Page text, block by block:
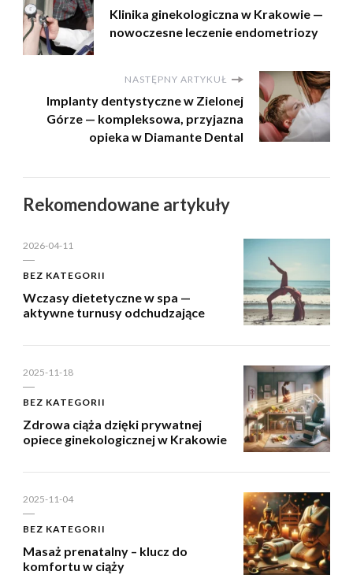
Klinika ginekologiczna w Krakowie —
nowoczesne leczenie endometriozy
NASTĘPNY ARTYKUŁ
Implanty dentystyczne w Zielonej
Górze — kompleksowa, przyjazna
opieka w Diamante Dental
Rekomendowane artykuły
2026-04-11
BEZ KATEGORII
Wczasy dietetyczne w spa —
aktywne turnusy odchudzające
2025-11-18
BEZ KATEGORII
Zdrowa ciąża dzięki prywatnej
opiece ginekologicznej w Krakowie
2025-11-04
BEZ KATEGORII
Masaż prenatalny – klucz do
komfortu w ciąży